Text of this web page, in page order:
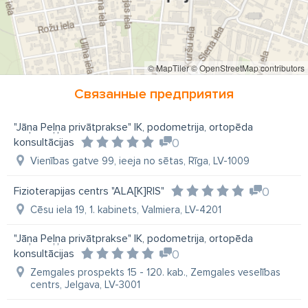
© MapTiler© OpenStreetMap contributors
Связанные предприятия
"Jāņa Peļņa privātprakse" IK, podometrija, ortopēda
konsultācijas
0
Vienības gatve 99, ieeja no sētas, Rīga, LV-1009
Fizioterapijas centrs "ALA[K]RIS" 0
Cēsu iela 19, 1. kabinets, Valmiera, LV-4201
"Jāņa Peļņa privātprakse" IK, podometrija, ortopēda
konsultācijas
0
Zemgales prospekts 15 - 120. kab., Zemgales veselības
centrs, Jelgava, LV-3001